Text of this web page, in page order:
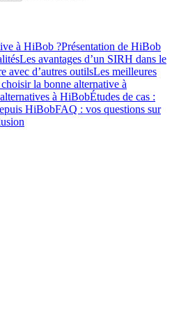
à HiBob ?Présentation de HiBob
Les avantages d’un SIRH dans le
avec d’autres outilsLes meilleures
la bonne alternative à
à HiBobÉtudes de cas :
HiBobFAQ : vos questions sur